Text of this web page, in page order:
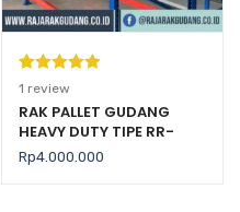
Peringkat
5.00dari 5
berdasarka
n
1
penilaian
1 review
RAK PALLET GUDANG
HEAVY DUTY TIPE RR-
2000 KAPASITAS 2 TON /
LEVEL
Rp4.000.000